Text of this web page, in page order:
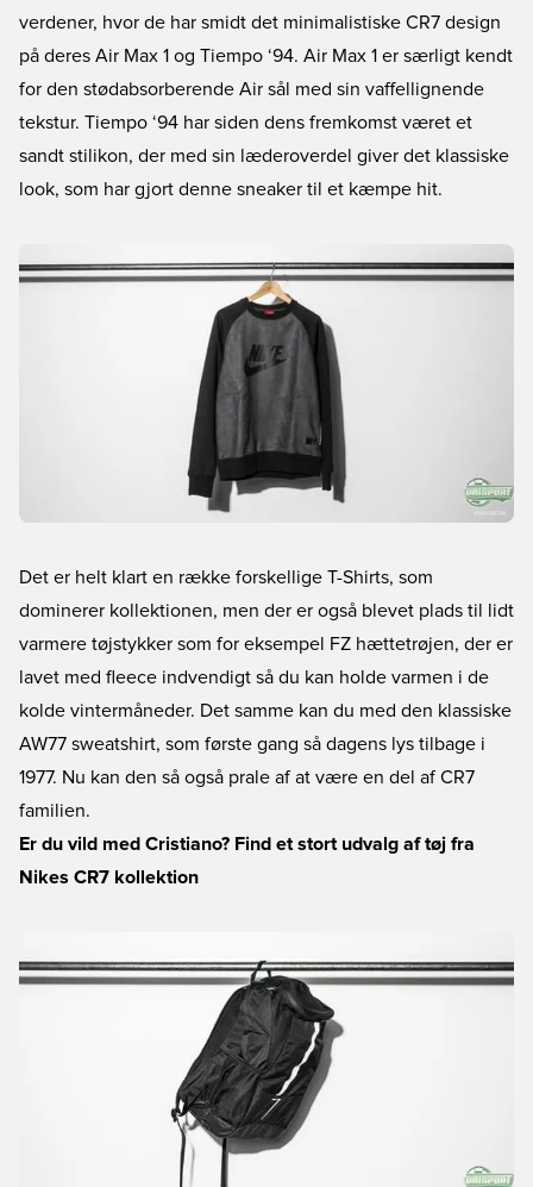
verdener, hvor de har smidt det minimalistiske CR7 design
på deres Air Max 1 og Tiempo ‘94. Air Max 1 er særligt kendt
for den stødabsorberende Air sål med sin vaffellignende
tekstur. Tiempo ‘94 har siden dens fremkomst været et
sandt stilikon, der med sin læderoverdel giver det klassiske
look, som har gjort denne sneaker til et kæmpe hit.
Det er helt klart en række forskellige T-Shirts, som
dominerer kollektionen, men der er også blevet plads til lidt
varmere tøjstykker som for eksempel FZ hættetrøjen, der er
lavet med fleece indvendigt så du kan holde varmen i de
kolde vintermåneder. Det samme kan du med den klassiske
AW77 sweatshirt, som første gang så dagens lys tilbage i
1977. Nu kan den så også prale af at være en del af CR7
familien.
Er du vild med Cristiano? Find et stort udvalg af tøj fra
Nikes CR7 kollektion